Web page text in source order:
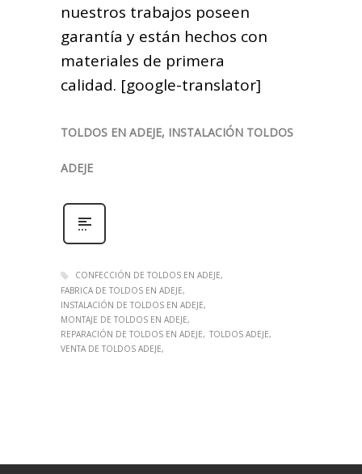
nuestros trabajos poseen
garantía y están hechos con
materiales de primera
calidad. [google-translator]
TOLDOS EN ADEJE, INSTALACIÓN TOLDOS
ADEJE
CONFECCIÓN DE TOLDOS EN ADEJE
FABRICA DE TOLDOS EN ADEJE
INSTALACIÓN DE TOLDOS EN ADEJE
MONTAJE DE TOLDOS EN ADEJE
REPARACIÓN DE TOLDOS EN ADEJE
TOLDOS ADEJE
VENTA DE TOLDOS ADEJE